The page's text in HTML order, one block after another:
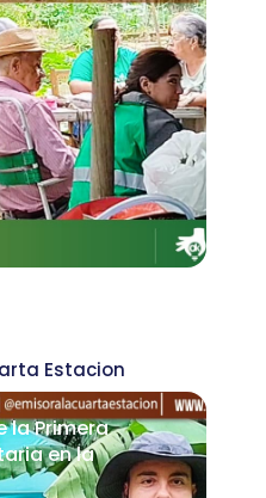
Estacion
la Primera
en la